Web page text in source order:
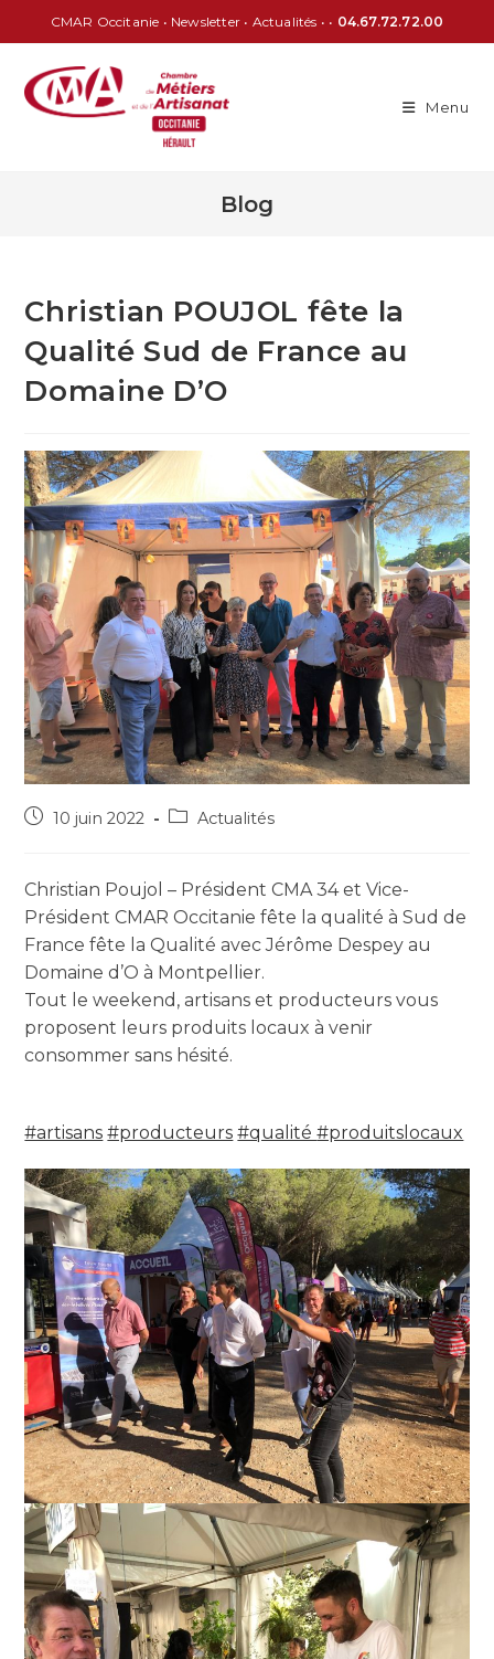
CMAR Occitanie • Newsletter • Actualités • • 04.67.72.72.00
Menu
Blog
Christian POUJOL fête la
Qualité Sud de France au
Domaine D’O
10 juin 2022 Actualités
Christian Poujol – Président CMA 34 et Vice-
Président CMAR Occitanie fête la qualité à Sud de
France fête la Qualité avec Jérôme Despey au
Domaine d’O à Montpellier.
Tout le weekend, artisans et producteurs vous
proposent leurs produits locaux à venir
consommer sans hésité.
#artisans #producteurs #qualité#produitslocaux